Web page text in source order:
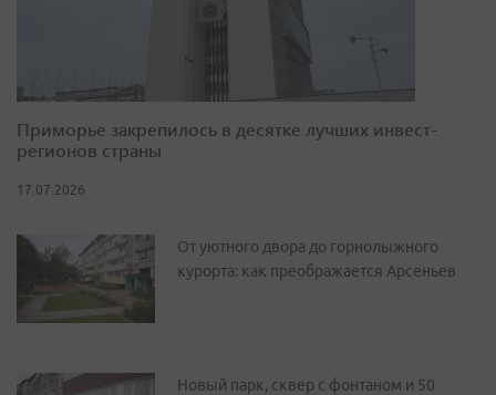
Приморье закрепилось в десятке лучших инвест-
регионов страны
17.07.2026
От уютного двора до горнолыжного
курорта: как преображается Арсеньев
Новый парк, сквер с фонтаном и 50